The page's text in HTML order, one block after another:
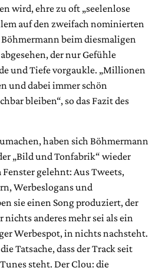
wird, ehre zu oft „seelenlose
auf den zweifach nominierten
beim diesmaligen
der nur Gefühle
und Tiefe vorgaukle. „Millionen
und dabei immer schön
bleiben“, so das Fazit des
haben sich Böhmermann
„Bild und Tonfabrik“ wieder
gelehnt: Aus Tweets,
Werbeslogans und
sie einen Song produziert, der
nichts anderes mehr sei als ein
Werbespot, in nichts nachsteht.
Tatsache, dass der Track seit
steht. Der Clou: die